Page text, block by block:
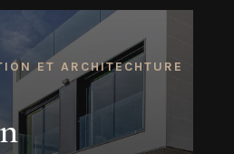
ET ARCHITECHTURE